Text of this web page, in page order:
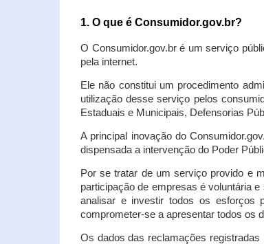
1. O que é Consumidor.gov.br?
O Consumidor.gov.br é um serviço
pela internet.
Ele não constitui um procedimento
utilização desse serviço pelos
Estaduais e Municipais, Defensorias
A principal inovação do
dispensada a intervenção do Poder
Por se tratar de um serviço provido e
participação de empresas é voluntária
analisar e investir todos os esforços
comprometer-se a apresentar todos os
Os dados das reclamações